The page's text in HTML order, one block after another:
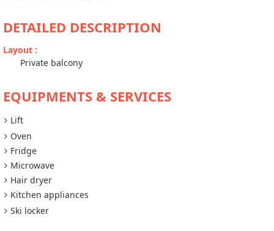
DETAILED DESCRIPTION
Layout :
Private balcony
EQUIPMENTS & SERVICES
Lift
Oven
Fridge
Microwave
Hair dryer
Kitchen appliances
Ski locker